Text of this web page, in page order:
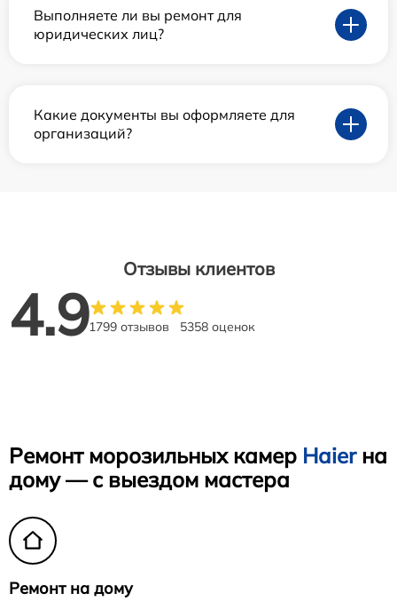
Выполняете ли вы ремонт для
юридических лиц?
Какие документы вы оформляете для
организаций?
Отзывы клиентов
4.91799 отзывов 5358 оценок
Ремонт морозильных камер Haierна
дому — с выездом мастера
Ремонт на дому